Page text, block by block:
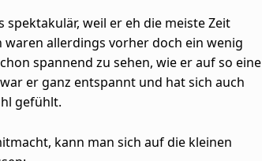
weil er eh die meiste Zeit
waren allerdings vorher doch ein wenig
spannend zu sehen, wie er auf so eine
er ganz entspannt und hat sich auch
gefühlt.
kann man sich auf die kleinen